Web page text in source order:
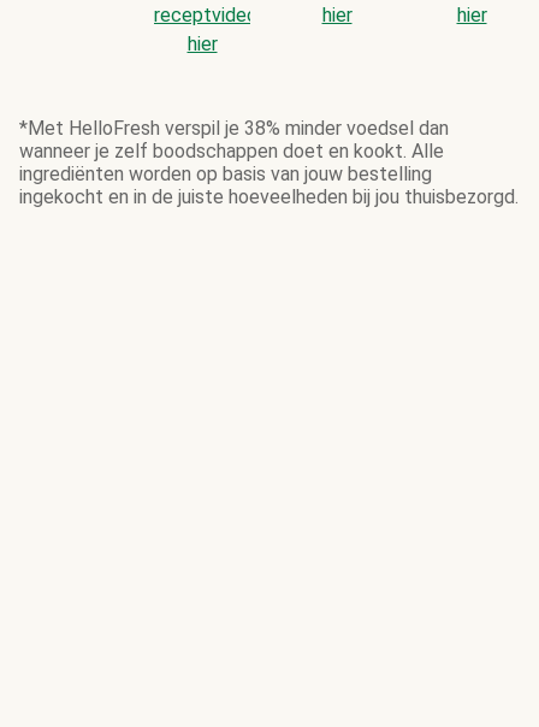
receptvideo
hier
hier
hier
*Met HelloFresh verspil je 38% minder voedsel dan
wanneer je zelf boodschappen doet en kookt. Alle
ingrediënten worden op basis van jouw bestelling
ingekocht en in de juiste hoeveelheden bij jou thuisbezorgd.